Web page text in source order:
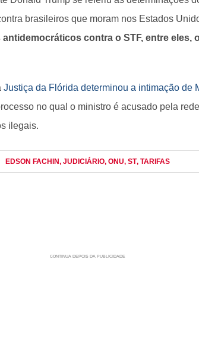
brasileiros que moram nos Estados
contra o STF, entre eles,
Justiça da Flórida determinou a intimação de
no qual o ministro é acusado pela
ilegais.
EDSON FACHIN, JUDICIÁRIO, ONU, ST, TARIFAS